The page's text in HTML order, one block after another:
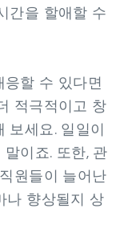
간을 할애할 수
할 수 있다면
적극적이고 창
보세요. 일일이
이죠. 또한, 관
원들이 늘어난
나 향상될지 상